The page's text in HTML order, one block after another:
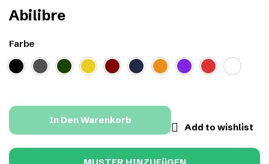
Abilibre
Farbe
In Den Warenkorb
Add to wishlist